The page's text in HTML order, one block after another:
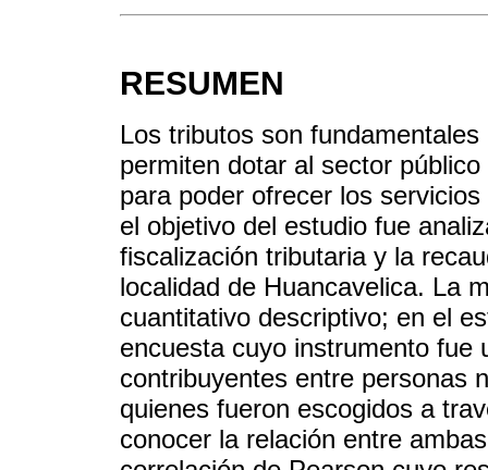
RESUMEN
Los tributos son
permiten dotar al sector
para poder ofrecer los
el objetivo del estudio fue
fiscalización tributaria y la
localidad de Huancavelica. La
cuantitativo descriptivo; en el
encuesta cuyo instrumento fue
contribuyentes entre personas
quienes fueron escogidos a
conocer la relación entre